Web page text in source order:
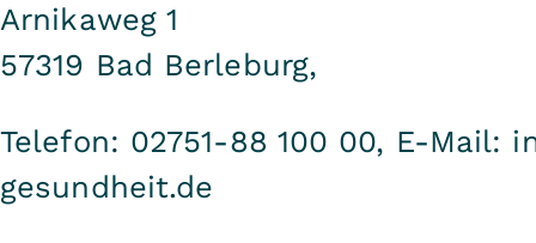
Arnikaweg 1
57319 Bad Berleburg,
Telefon: 02751-88 100 00, E-Mail:
gesundheit.de